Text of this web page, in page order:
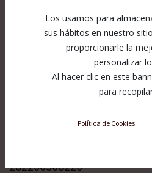
[282266368226]
Recargable NiMH
282266368226
Los usamos para
sus hábitos en nuestro
proporcionarle la
personalizar
Al hacer clic en este
para
Política de Cookies